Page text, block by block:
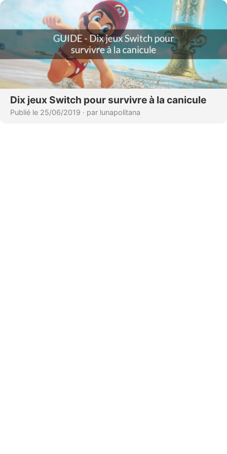
Dix jeux Switch pour survivre à la canicule
Publié le 25/06/2019 · par lunapolitana